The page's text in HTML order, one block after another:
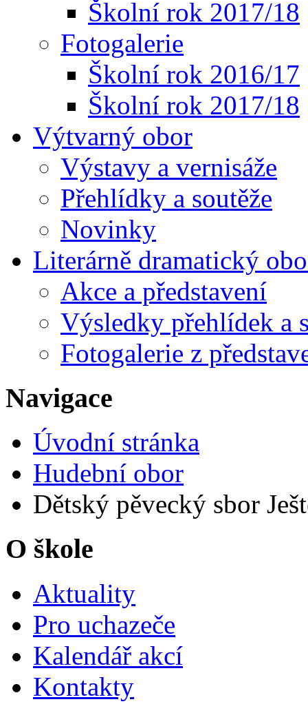
Školní rok 2017/18
Fotogalerie
Školní rok 2016/17
Školní rok 2017/18
Výtvarný obor
Výstavy a vernisáže
Přehlídky a soutěže
Novinky
Literárně dramatický
Akce a představení
Výsledky přehlídek a
Fotogalerie z
Navigace
Úvodní stránka
Hudební obor
Dětský pěvecký sbor
O škole
Aktuality
Pro uchazeče
Kalendář akcí
Kontakty